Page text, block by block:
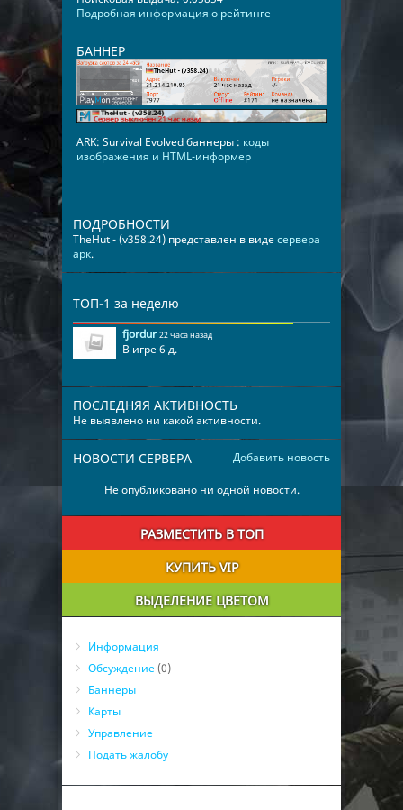
Подробная информация о рейтинге
БАННЕР
ARK: Survival Evolved баннеры : коды
изображения и HTML-информер
ПОДРОБНОСТИ
TheHut - (v358.24) представлен в видесервера
арк.
ТОП-1 за неделю
fjordur 22 часа назад
В игре 6 д.
ПОСЛЕДНЯЯ АКТИВНОСТЬ
Не выявлено ни какой активности.
Добавить новость
НОВОСТИ СЕРВЕРА
Не опубликовано ни одной новости.
РАЗМЕСТИТЬ В ТОП
КУПИТЬ VIP
ВЫДЕЛЕНИЕ ЦВЕТОМ
Информация
Обсуждение (0)
Баннеры
Карты
Управление
Подать жалобу